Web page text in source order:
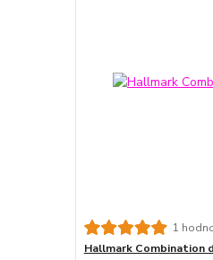
1
Hallmark Combination